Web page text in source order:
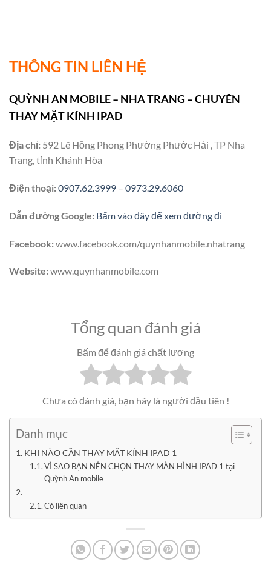
THÔNG TIN LIÊN HỆ
QUỲNH AN MOBILE – NHA TRANG – CHUYÊN
THAY MẶT KÍNH IPAD
Địa chỉ: 592 Lê Hồng Phong Phường Phước Hải , TP Nha
Trang, tỉnh Khánh Hòa
Điện thoại:0907.62.3999 – 0973.29.6060
Dẫn đường Google: Bấm vào đây để xem đường đi
Facebook:www.facebook.com/quynhanmobile.nhatrang
Website:www.quynhanmobile.com
Tổng quan đánh giá
Bấm để đánh giá chất lượng
Chưa có đánh giá, bạn hãy là người đầu tiên !
Danh mục
KHI NÀO CẦN THAY MẶT KÍNH IPAD 1
VÌ SAO BẠN NÊN CHỌN THAY MÀN HÌNH IPAD 1 tại
Quỳnh An mobile
Có liên quan